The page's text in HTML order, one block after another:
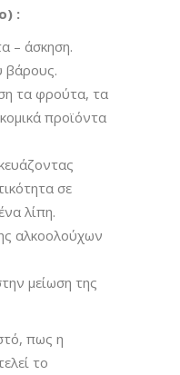
:
– άσκηση.
βάρους.
τα φρούτα, τα
προϊόντα
σε
λίπη.
αλκοολούχων
μείωση της
πως η
το